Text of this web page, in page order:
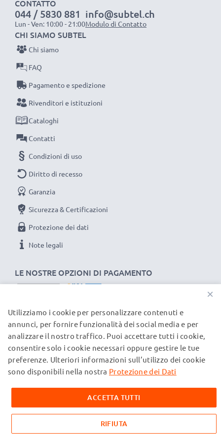
nell’Unione Europea. Per questo siamo orgogliosi di
fornirti una garanzia di ben 3 anni.
La scelta ecosostenibile che ti fa anche risparmiare
Sostituisci la batteria, non la macchina fotografica! È la
scelta più intelligente e più ecosostenibile che tu
possa fare, efficientando e riducendo l’impatto
ambientale e gli scarti superflui.
Scegli CELLONIC, scegli la lunga durata e l'efficienza,
non fare compromessi sulla qualità: ordina ora!
CONTATTO
044 / 5830 881
Lun - Ven: 10:00 - 21:00
info@subtel.ch
Modulo di Contatto
LE NOSTRE OPZIONI DI PAGAMENTO
CHI SIAMO SUBTEL
Chi siamo
FAQ
Pagamento e spedizione
Rivenditori e istituzioni
Cataloghi
Contatti
Condizioni di uso
Diritto di recesso
Garanzia
Sicurezza & Certificazioni
Protezione dei dati
Note legali
I NOSTRI PARTNER DI SPEDIZIONE
© subtel.ch 2026
Tutti i prezzi sono comprensivi di IVA e al netto dei costi di
spedizione. Si prega di notare che tutti i marchi citati sono
menzionati sulle nostre pagine web esclusivamente per
fornire informazioni sui nostri prodotti.
×
Utilizziamo i cookie per personalizzare contenuti e
annunci, per fornire funzionalità dei social media e per
analizzare il nostro traffico. Puoi accettare tutti i cookie,
consentire solo i cookie necessari oppure gestire le tue
preferenze. Ulteriori informazioni sull’utilizzo dei cookie
sono disponibili nella nostra Protezione dei Dati
ACCETTA TUTTI
RIFIUTA